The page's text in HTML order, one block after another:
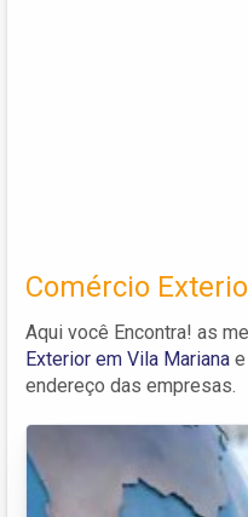
Comércio
Aqui você Encontra! as
Exterior em Vila Mariana
endereço das empresas.